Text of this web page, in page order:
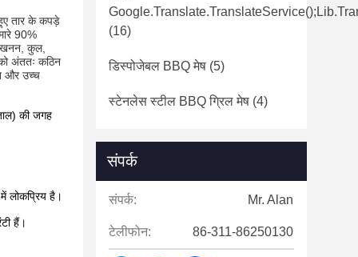
तार के कपड़े
90%
खनन, कुल,
अंततः कठिन
और उच्च
की जगह
लोकप्रिय है।
हैं।
(16)
डिस्पोजेबल BBQ मेष (5)
स्टेनलेस स्टील BBQ ग्रिल मेष (4)
संपर्क
संपर्क: Mr. Alan
टेलीफोन: 86-311-86250130